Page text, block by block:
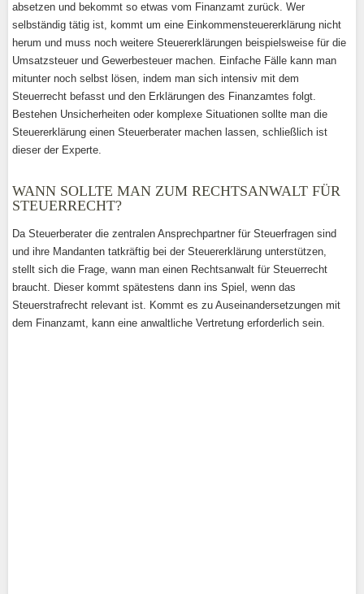
absetzen und bekommt so etwas vom Finanzamt zurück. Wer
selbständig tätig ist, kommt um eine Einkommensteuererklärung nicht
herum und muss noch weitere Steuererklärungen beispielsweise für die
Umsatzsteuer und Gewerbesteuer machen. Einfache Fälle kann man
mitunter noch selbst lösen, indem man sich intensiv mit dem
Steuerrecht befasst und den Erklärungen des Finanzamtes folgt.
Bestehen Unsicherheiten oder komplexe Situationen sollte man die
Steuererklärung einen Steuerberater machen lassen, schließlich ist
dieser der Experte.
WANN SOLLTE MAN ZUM RECHTSANWALT FÜR
STEUERRECHT?
Da Steuerberater die zentralen Ansprechpartner für Steuerfragen sind
und ihre Mandanten tatkräftig bei der Steuererklärung unterstützen,
stellt sich die Frage, wann man einen Rechtsanwalt für Steuerrecht
braucht. Dieser kommt spätestens dann ins Spiel, wenn das
Steuerstrafrecht relevant ist. Kommt es zu Auseinandersetzungen mit
dem Finanzamt, kann eine anwaltliche Vertretung erforderlich sein.